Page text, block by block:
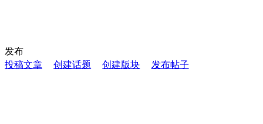
发布
投稿文章
创建话题 创建版块 发布帖子